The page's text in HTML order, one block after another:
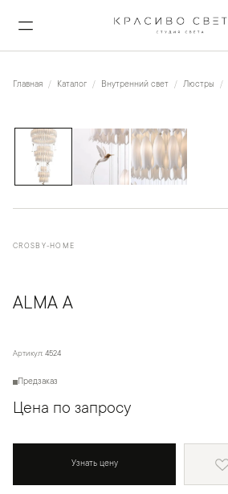
Главная Каталог Внутренний свет Люстры
CROSBY-HOME
ALMA A
Артикул: 4524
Предзаказ
Цена по запросу
Узнать цену